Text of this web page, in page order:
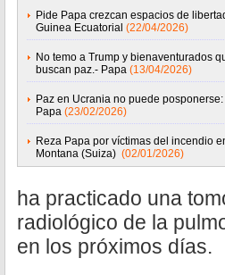
Pide Papa crezcan espacios de
Guinea Ecuatorial (22/04/2026)
No temo a Trump y bienaventurados
buscan paz.- Papa (13/04/2026)
Paz en Ucrania no puede posponerse:
Papa (23/02/2026)
Reza Papa por víctimas del incendio
Montana (Suiza) (02/01/2026)
ha practicado una
radiológico de la
en los próximos días.